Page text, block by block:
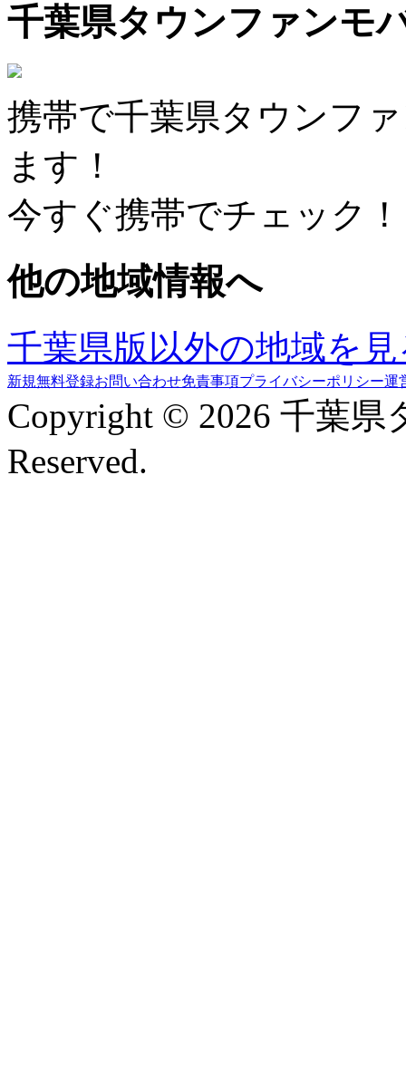
千葉県タウンファンモ
携帯で千葉県タウンフ
ます！
今すぐ携帯でチェック！
他の地域情報へ
千葉県版以外の地域を
新規無料登録お問い合わせ免責事項プライバシーポリシー運
Copyright © 2026 千葉
Reserved.